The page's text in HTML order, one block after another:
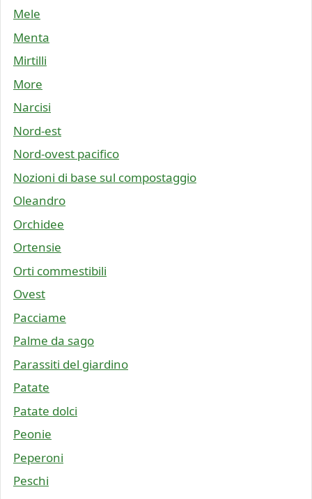
Mele
Menta
Mirtilli
More
Narcisi
Nord-est
Nord-ovest pacifico
Nozioni di base sul compostaggio
Oleandro
Orchidee
Ortensie
Orti commestibili
Ovest
Pacciame
Palme da sago
Parassiti del giardino
Patate
Patate dolci
Peonie
Peperoni
Peschi